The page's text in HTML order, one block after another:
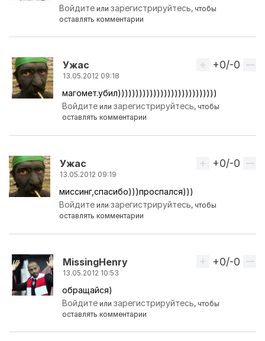
Войдите илизарегистрируйтесь, чтобы
оставлять комментарии
Ужас
13.05.2012 09:18
Ответ на комментарий пользователямагомед
Вверх
+0/-0
магомет.убил))))))))))))))))))))))))))))
Войдите илизарегистрируйтесь, чтобы
оставлять комментарии
Ужас
13.05.2012 09:19
Вверх
+0/-0
миссинг,спасибо)))проспался)))
Войдите илизарегистрируйтесь, чтобы
оставлять комментарии
MissingHenry
13.05.2012 10:53
Ответ на комментарий пользователяУжас
Вверх
+0/-0
обращайся)
Войдите илизарегистрируйтесь, чтобы
оставлять комментарии